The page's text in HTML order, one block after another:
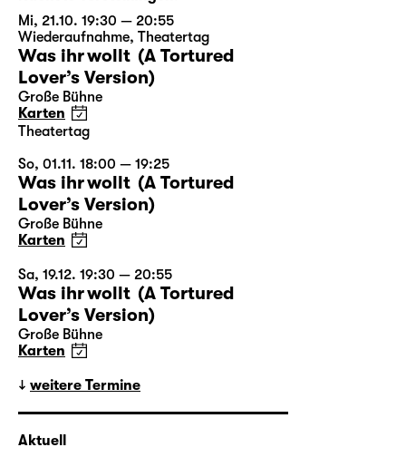
Mi, 21.10. 19:30 — 20:55
Wiederaufnahme, Theatertag
Was ihr wollt (A Tortured
Lover’s Version)
Große Bühne
Karten
Theatertag
So, 01.11. 18:00 — 19:25
Was ihr wollt (A Tortured
Lover’s Version)
Große Bühne
Karten
Sa, 19.12. 19:30 — 20:55
Was ihr wollt (A Tortured
Lover’s Version)
Große Bühne
Karten
weitere Termine
Aktuell